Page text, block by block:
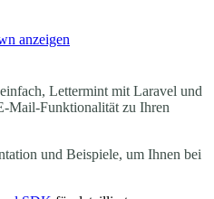
anzeigen
Lettermint mit Laravel und
Mail-Funktionalität zu Ihren
und Beispiele, um Ihnen bei